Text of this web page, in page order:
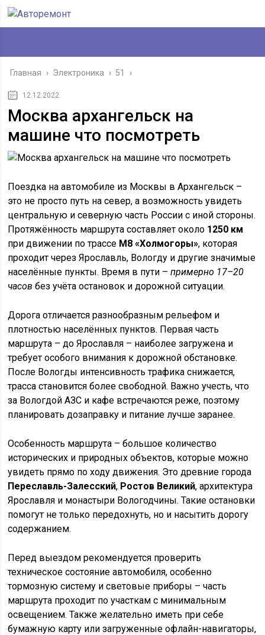
Главная › Электроника › 51 ›
12.12.2022
Москва архангельск на
машине что посмотреть
Поездка на автомобиле из Москвы в Архангельск –
это не просто путь на север, а возможность увидеть
центральную и северную часть России с иной стороны.
Протяжённость маршрута составляет около 1250 км
при движении по трассе M8 «Холмогоры», которая
проходит через Ярославль, Вологду и другие значимые
населённые пункты. Время в пути –примерно 17–20
часов без учёта остановок и дорожной ситуации.
Дорога отличается разнообразным рельефом и
плотностью населённых пунктов. Первая часть
маршрута – до Ярославля – наиболее загружена и
требует особого внимания к дорожной обстановке.
После Вологды интенсивность трафика снижается,
трасса становится более свободной. Важно учесть, что
за Вологдой АЗС и кафе встречаются реже, поэтому
планировать дозаправку и питание лучше заранее.
Особенность маршрута – большое количество
исторических и природных объектов, которые можно
увидеть прямо по ходу движения. Это древние города
Переславль-Залесский, Ростов Великий, архитектура
Ярославля и монастыри Вологодчины. Такие остановки
помогут не только передохнуть, но и насытить дорогу
содержанием.
Перед выездом рекомендуется проверить
техническое состояние автомобиля, особенно
тормозную систему и световые приборы – часть
маршрута проходит по участкам с минимальным
освещением. Также желательно иметь при себе
бумажную карту или загруженные офлайн-навигаторы,